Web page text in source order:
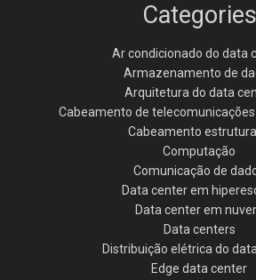
Categories
Ar condicionado do data
Armazenamento de
Arquitetura do data
Cabeamento de
Cabeamento
Computação
Comunicação de
Data center em
Data center em
Data centers
Distribuição elétrica do
Edge data center